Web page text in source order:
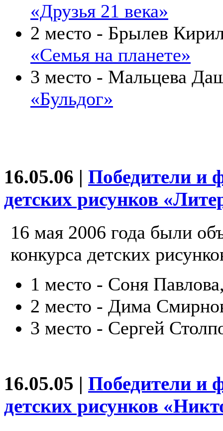
«Друзья 21 века»
2 место - Брылев
«Семья на планете»
3 место - Мальцева
«Бульдог»
16.05.06 | Победители и
детских рисунков
16 мая 2006 года были
конкурса детских
1 место - Соня
2 место - Дима
3 место - Сергей
16.05.05 | Победители и
детских рисунков